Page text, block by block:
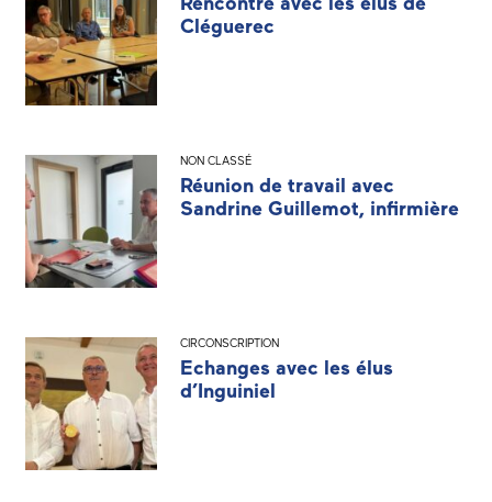
Cléguerec
NON CLASSÉ
Réunion de travail avec
Sandrine Guillemot, infirmière
CIRCONSCRIPTION
Echanges avec les élus
d’Inguiniel